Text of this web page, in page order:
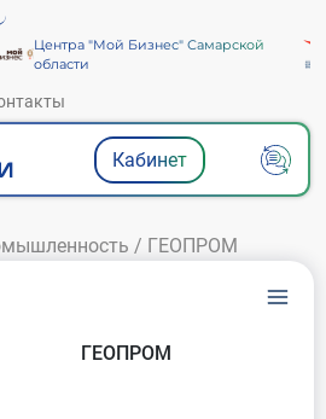
Центра "Мой Бизнес" Самарской
области
Кабинет
/ ГЕОПРОМ
ГЕОПРОМ